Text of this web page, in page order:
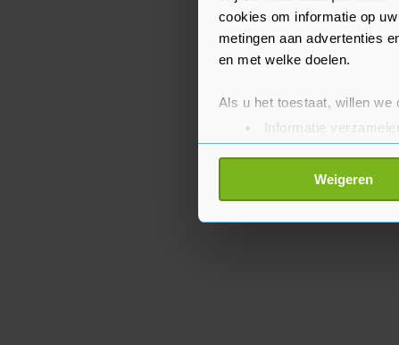
cookies om informatie op
metingen aan advertenties
en met welke doelen.
Als u het toestaat, willen we
Informatie
Uw apparaat
Lees meer over hoe uw
toestemming op elk
Weigeren
mogelijke landen
Nederland".